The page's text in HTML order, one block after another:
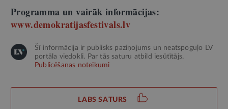
Programma un vairāk informācijas:
www.demokratijasfestivals.lv
Šī informācija ir publisks paziņojums un neatspoguļo LV
portāla viedokli. Par tās saturu atbild iesūtītājs.
Publicēšanas noteikumi
LABS SATURS